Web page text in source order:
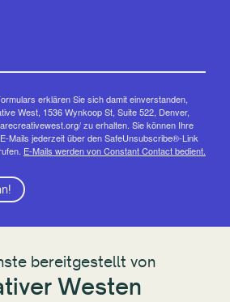
erklären Sie sich damit einverstanden,
West, 1536 Wynkoop St, Suite 522, Denver,
zu erhalten. Sie können Ihre
Mails jederzeit über den SafeUnsubscribe®-Link
E-Mails werden von Constant Contact bedient.
bereitgestellt von
Westen